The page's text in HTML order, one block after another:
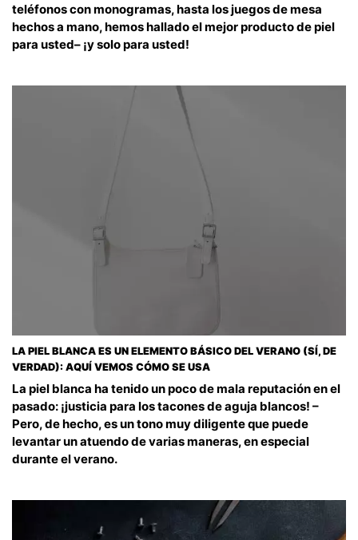
teléfonos con monogramas, hasta los juegos de mesa
hechos a mano, hemos hallado el mejor producto de piel
para usted– ¡y solo para usted!
LA PIEL BLANCA ES UN ELEMENTO BÁSICO DEL VERANO (SÍ, DE
VERDAD): AQUÍ VEMOS CÓMO SE USA
La piel blanca ha tenido un poco de mala reputación en el
pasado: ¡justicia para los tacones de aguja blancos! –
Pero, de hecho, es un tono muy diligente que puede
levantar un atuendo de varias maneras, en especial
durante el verano.